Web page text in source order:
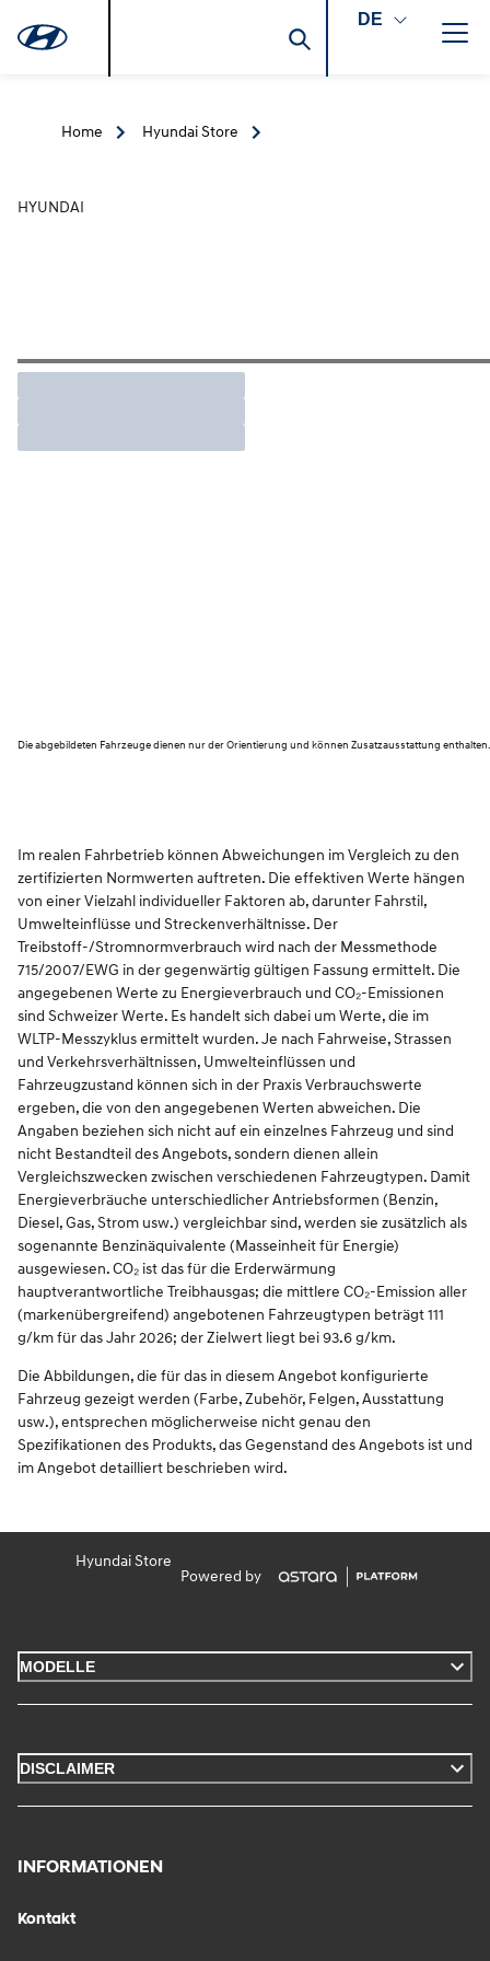
DE
Home Hyundai Store
HYUNDAI
Die abgebildeten Fahrzeuge dienen nur der Orientierung und können Zusatzausstattung enthalten.
Im realen Fahrbetrieb können Abweichungen im Vergleich zu den
zertifizierten Normwerten auftreten. Die effektiven Werte hängen
von einer Vielzahl individueller Faktoren ab, darunter Fahrstil,
Umwelteinflüsse und Streckenverhältnisse. Der
Treibstoff-/Stromnormverbrauch wird nach der Messmethode
715/2007/EWG in der gegenwärtig gültigen Fassung ermittelt. Die
angegebenen Werte zu Energieverbrauch und CO₂-Emissionen
sind Schweizer Werte. Es handelt sich dabei um Werte, die im
WLTP-Messzyklus ermittelt wurden. Je nach Fahrweise, Strassen
und Verkehrsverhältnissen, Umwelteinflüssen und
Fahrzeugzustand können sich in der Praxis Verbrauchswerte
ergeben, die von den angegebenen Werten abweichen. Die
Angaben beziehen sich nicht auf ein einzelnes Fahrzeug und sind
nicht Bestandteil des Angebots, sondern dienen allein
Vergleichszwecken zwischen verschiedenen Fahrzeugtypen. Damit
Energieverbräuche unterschiedlicher Antriebsformen (Benzin,
Diesel, Gas, Strom usw.) vergleichbar sind, werden sie zusätzlich als
sogenannte Benzinäquivalente (Masseinheit für Energie)
ausgewiesen. CO₂ ist das für die Erderwärmung
hauptverantwortliche Treibhausgas; die mittlere CO₂-Emission aller
(markenübergreifend) angebotenen Fahrzeugtypen beträgt 111
g/km für das Jahr 2026; der Zielwert liegt bei 93.6 g/km.
Die Abbildungen, die für das in diesem Angebot konfigurierte
Fahrzeug gezeigt werden (Farbe, Zubehör, Felgen, Ausstattung
usw.), entsprechen möglicherweise nicht genau den
Spezifikationen des Produkts, das Gegenstand des Angebots ist und
im Angebot detailliert beschrieben wird.
Hyundai Store
Powered by
MODELLE
DISCLAIMER
INFORMATIONEN
Kontakt